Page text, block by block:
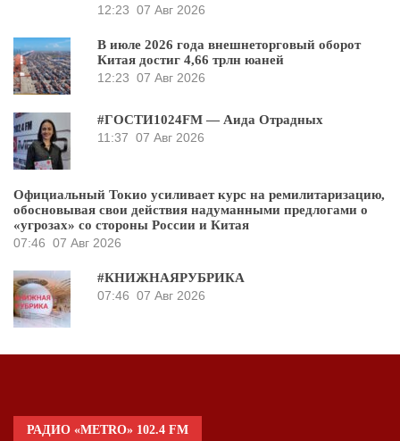
12:23 07 Авг 2026
В июле 2026 года внешнеторговый оборот
Китая достиг 4,66 трлн юаней
12:23 07 Авг 2026
#ГОСТИ1024FM — Аида Отрадных
11:37 07 Авг 2026
Официальный Токио усиливает курс на ремилитаризацию,
обосновывая свои действия надуманными предлогами о
«угрозах» со стороны России и Китая
07:46 07 Авг 2026
#КНИЖНАЯРУБРИКА
07:46 07 Авг 2026
РАДИО «METRO» 102.4 FM